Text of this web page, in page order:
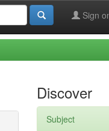
Sign
Discover
Subject